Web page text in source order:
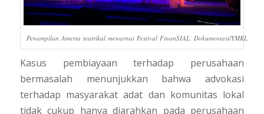
Penampilan Amerta teatrikal mewarnai Festival FinanSIAL. Dokumentasi/YMKL
Kasus pembiayaan terhadap perusahaan
bermasalah menunjukkan bahwa advokasi
terhadap masyarakat adat dan komunitas lokal
tidak cukup hanya diarahkan pada perusahaan